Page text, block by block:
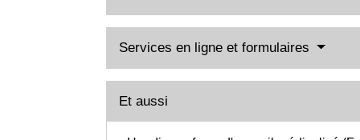
Services en ligne et formulaires
Et aussi